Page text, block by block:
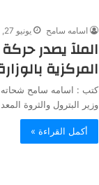
اسامه سامح يونيو 27, 2024
الملآ يصدر
المركزية
كتب : اسامه سامح
وزير البترول والثروة
أكمل القراءة »